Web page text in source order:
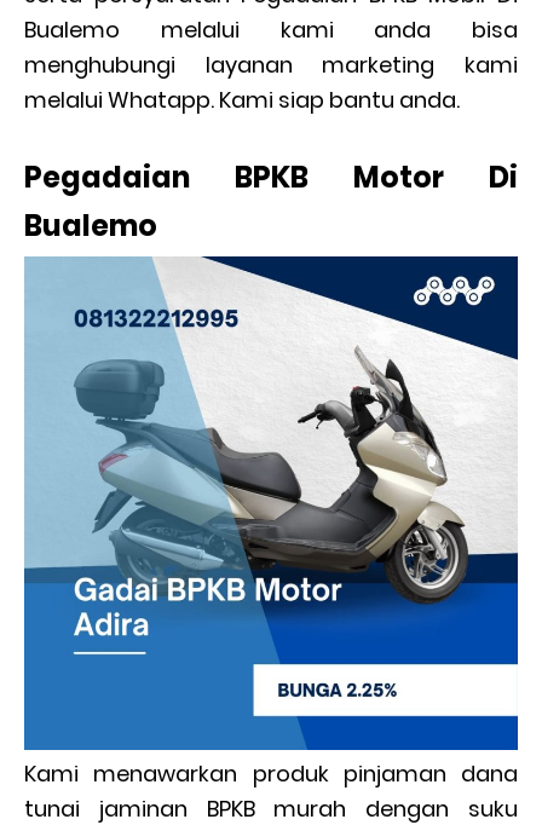
Bualemo melalui kami anda bisa
menghubungi layanan marketing kami
melalui Whatapp. Kami siap bantu anda.
Pegadaian BPKB Motor Di
Bualemo
Kami menawarkan produk pinjaman dana
tunai jaminan BPKB murah dengan suku